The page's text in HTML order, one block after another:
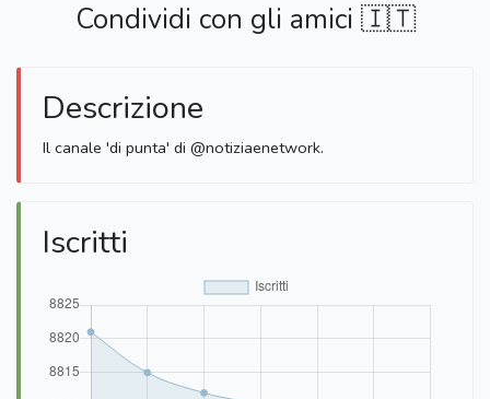
Condividi con gli amici 🇮🇹
Descrizione
Il canale 'di punta' di @notiziaenetwork.
Iscritti